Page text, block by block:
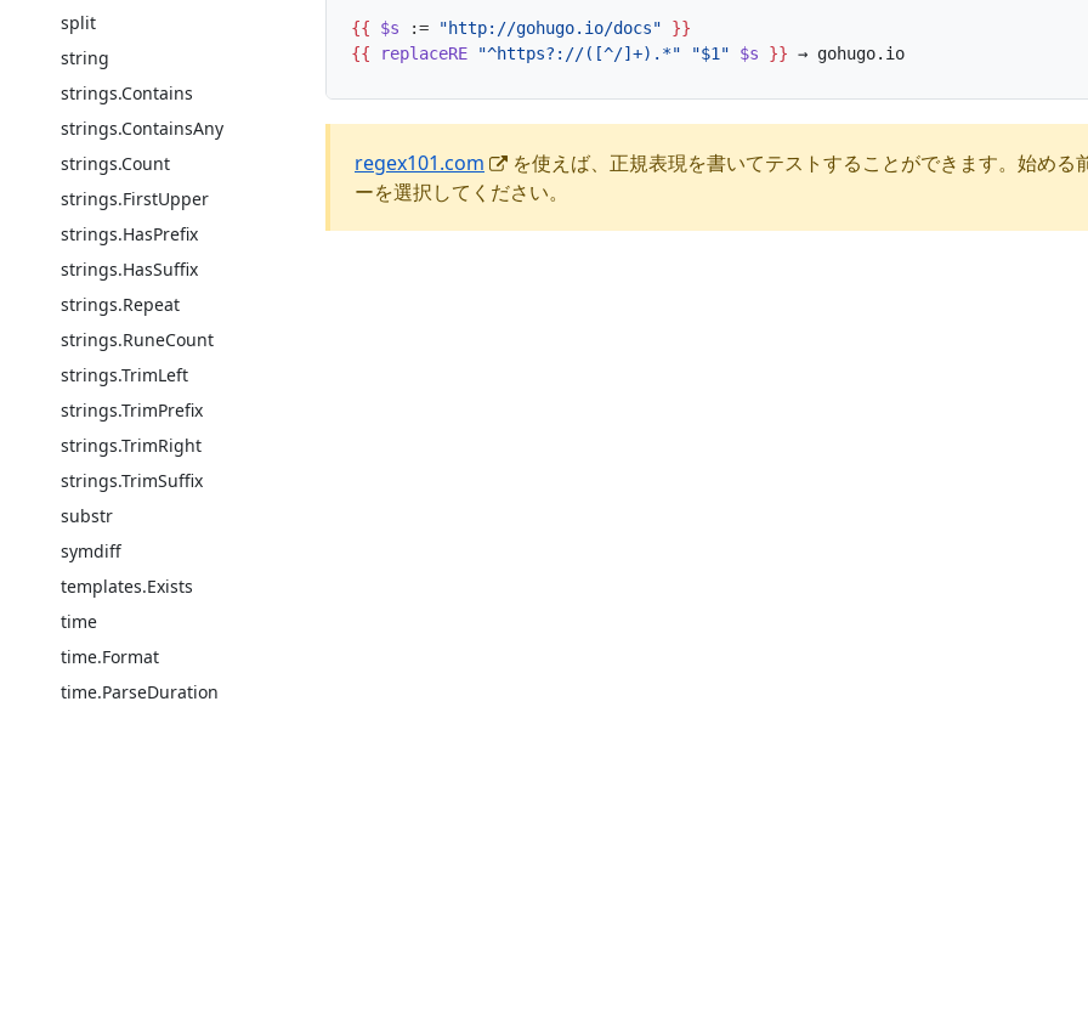
split
string
strings.Contains
strings.ContainsAny
strings.Count
strings.FirstUpper
strings.HasPrefix
strings.HasSuffix
strings.Repeat
strings.RuneCount
strings.TrimLeft
strings.TrimPrefix
strings.TrimRight
strings.TrimSuffix
substr
symdiff
templates.Exists
time
time.Format
time.ParseDuration
{{ $s := "http://gohugo.io/docs"
}}
{{
replaceRE "^https?://([^/]+).*" "$1" $s }}
regex101.com
を使えば、正規表現を書いてテストすることができます。始める
ーを選択してください。